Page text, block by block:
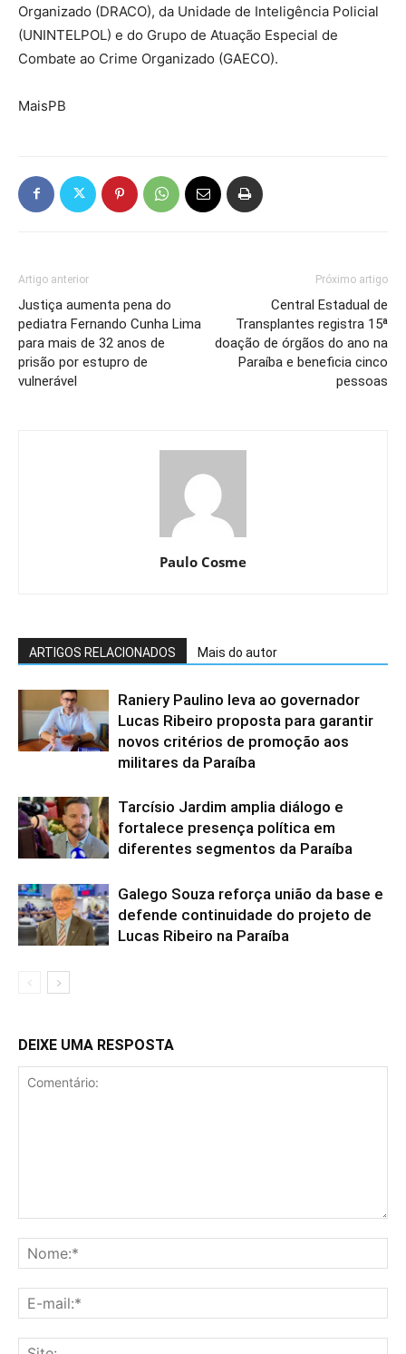
Organizado (DRACO), da Unidade de Inteligência Policial
(UNINTELPOL) e do Grupo de Atuação Especial de
Combate ao Crime Organizado (GAECO).
MaisPB
Artigo anterior
Justiça aumenta pena do
pediatra Fernando Cunha Lima
para mais de 32 anos de
prisão por estupro de
vulnerável
Próximo artigo
Central Estadual de
Transplantes registra 15ª
doação de órgãos do ano na
Paraíba e beneficia cinco
pessoas
Paulo Cosme
ARTIGOS RELACIONADOS Mais do autor
Raniery Paulino leva ao governador
Lucas Ribeiro proposta para garantir
novos critérios de promoção aos
militares da Paraíba
Tarcísio Jardim amplia diálogo e
fortalece presença política em
diferentes segmentos da Paraíba
Galego Souza reforça união da base e
defende continuidade do projeto de
Lucas Ribeiro na Paraíba
DEIXE UMA RESPOSTA